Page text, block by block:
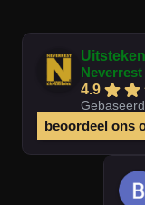
4.9
beoordeel ons